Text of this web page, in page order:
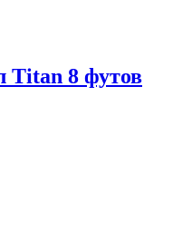
Titan 8 футов